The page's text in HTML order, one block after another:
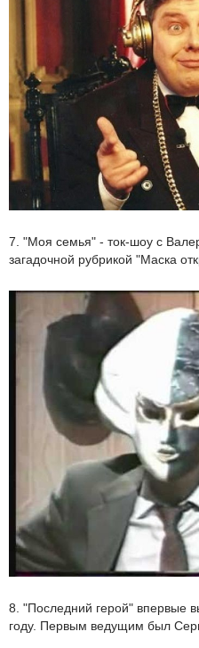
7. "Моя семья" - ток-шоу с
загадочной рубрикой "Маска
8. "Последний герой" впервые
году. Первым ведущим был